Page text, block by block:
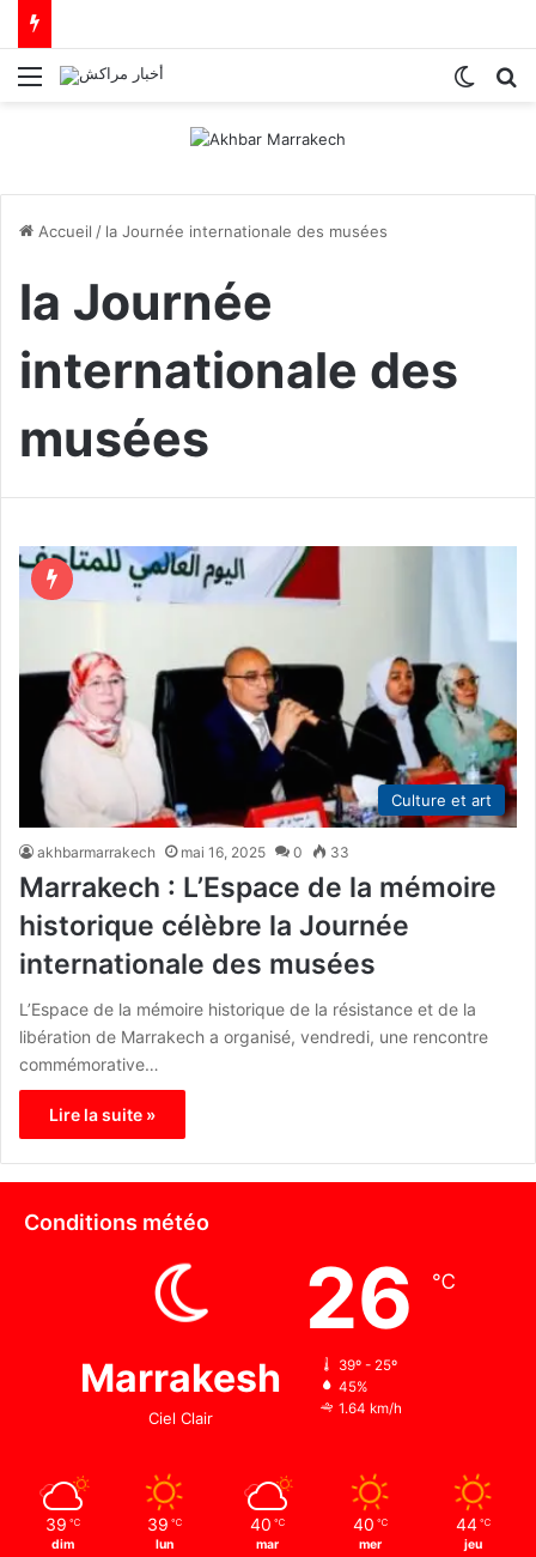
Menu
Accueil / la Journée internationale des musées
la Journée
internationale des
musées
Culture et art
akhbarmarrakech mai 16, 2025 0 33
Marrakech : L’Espace de la mémoire
historique célèbre la Journée
internationale des musées
L’Espace de la mémoire historique de la résistance et de la
libération de Marrakech a organisé, vendredi, une rencontre
commémorative…
Lire la suite »
Conditions météo
Marrakesh
Ciel Clair
26 ℃
39º - 25º
45%
1.64 km/h
39 ℃
dim
39 ℃
lun
40 ℃
mar
40 ℃
mer
44 ℃
jeu